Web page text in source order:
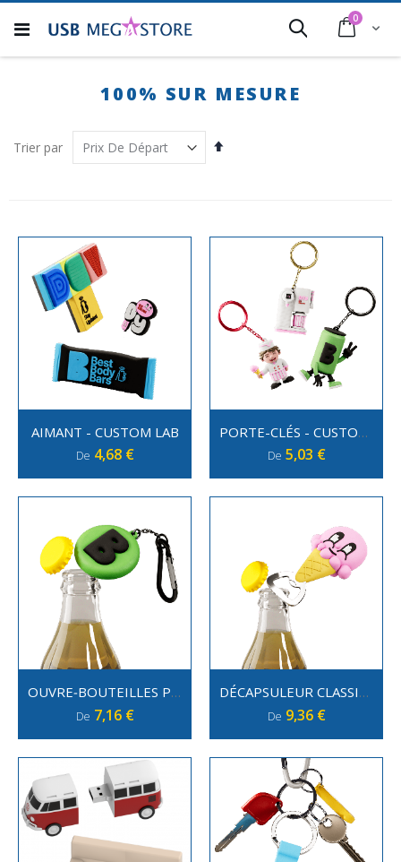
au
Cart
0articles
Rechercher
100% SUR MESURE
Trier par
Par
AIMANT - CUSTOM LAB
De 4,68 €
PORTE-CLÉS - CUSTOM LAB
De 5,03 €
OUVRE‑BOUTEILLES PORTE-CLÉS - CUSTOM LAB
De 7,16 €
DÉCAPSULEUR CLASSIQUE - CUSTOM LAB
De 9,36 €